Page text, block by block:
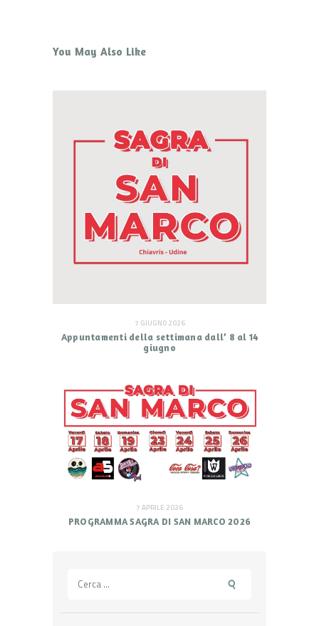
You May Also Like
7 GIUGNO 2026
Appuntamenti della settimana dall’ 8 al 14
giugno
7 APRILE 2026
PROGRAMMA SAGRA DI SAN MARCO 2026
per: